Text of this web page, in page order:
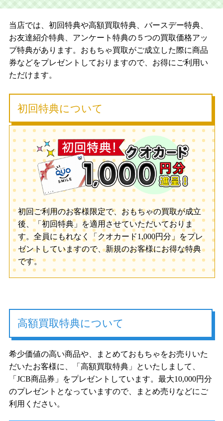
当店では、初回特典や高額買取特典、バースデー特典、
お友達紹介特典、アンケート特典の５つの買取価格アッ
プ特典があります。おもちゃ買取がご成立した際に商品
券などをプレゼントしておりますので、お得にご利用い
ただけます。
初回特典について
初回ご利用のお客様限定で、おもちゃの買取が成立
後、「初回特典」を適用させていただいておりま
す。全員にもれなく「クオカード1,000円分」をプレ
ゼントしていますので、新規のお客様にお得な特典
です。
高額買取特典について
希少価値の高い商品や、まとめておもちゃをお売りいた
だいたお客様に、「高額買取特典」といたしまして、
「JCB商品券」をプレゼントしています。最大10,000円分
のプレゼントとなっていますので、まとめ売りなどにご
利用ください。